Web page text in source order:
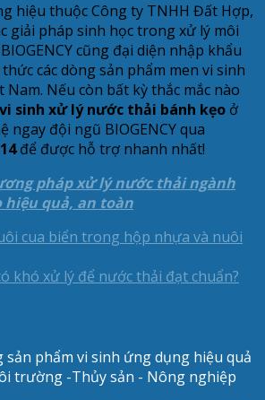
hiệu thuộc Công ty TNHH Đất Hợp,
giải pháp sinh học trong xử lý môi
cũng đại diện nhập khẩu
các dòng sản phẩm men vi sinh
Nếu còn bất kỳ thắc mắc nào
sinh xử lý nước thải bánh kẹo ở
ngay đội ngũ BIOGENCY qua
để được hỗ trợ nhanh nhất!
pháp xử lý nước thải ngành
hiệu quả, an toàn
cua biển trong hộp nhựa và nuôi
khó xử lý để nước thải đạt chuẩn?
phẩm vi sinh ứng dụng hiệu quả
trường -Thủy sản - Nông nghiệp